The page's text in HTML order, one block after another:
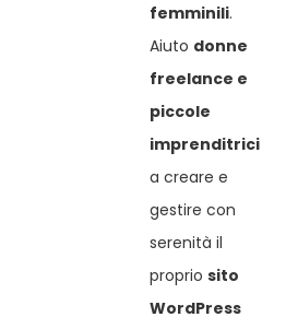
femminili.
Aiuto donne
freelance e
piccole
imprenditrici
a creare e
gestire con
serenità il
proprio sito
WordPress